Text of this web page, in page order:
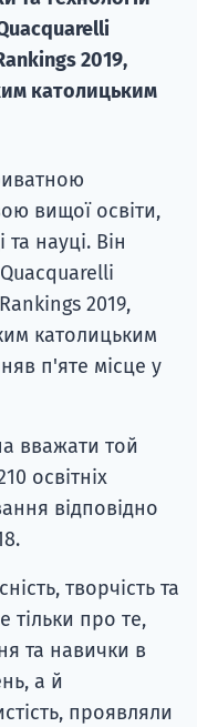
2019,
католицьким
вищої освіти,
науці. Він
2019,
католицьким
п'яте місце у
вважати той
освітніх
відповідно
творчість та
тільки про те,
та навички в
а й
проявляли